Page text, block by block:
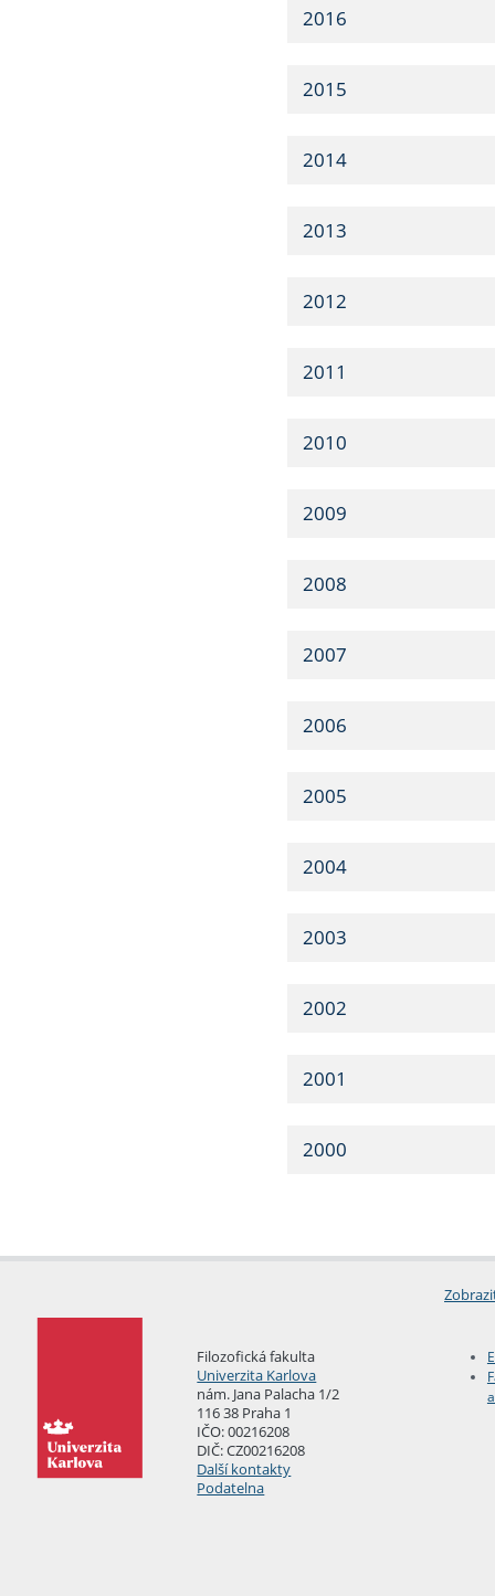
2016
2015
2014
2013
2012
2011
2010
2009
2008
2007
2006
2005
2004
2003
2002
2001
2000
Filozofická fakulta
Univerzita Karlova
nám. Jana Palacha 1/2
116 38 Praha 1
IČO: 00216208
DIČ: CZ00216208
Další kontakty
Podatelna